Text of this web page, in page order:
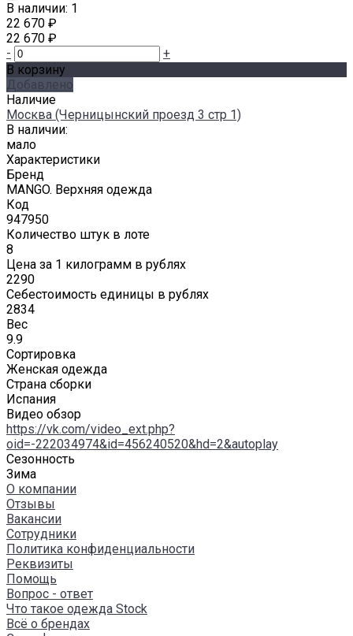
В наличии: 1
22 670 ₽
22 670 ₽
-
+
В корзину
Добавлено
Наличие
Москва (Черницынский проезд 3 стр 1)
В наличии:
мало
Характеристики
Бренд
MANGO. Верхняя одежда
Код
947950
Количество штук в лоте
8
Цена за 1 килограмм в рублях
2290
Себестоимость единицы в рублях
2834
Вес
9.9
Сортировка
Женская одежда
Страна сборки
Испания
Видео обзор
https://vk.com/video_ext.php?
oid=-222034974&id=456240520&hd=2&autoplay
Сезонность
Зима
О компании
Отзывы
Вакансии
Сотрудники
Политика конфиденциальности
Реквизиты
Помощь
Вопрос - ответ
Что такое одежда Stock
Всё о брендах